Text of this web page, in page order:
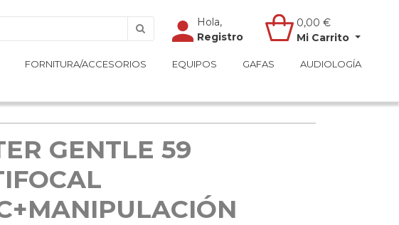
Hola,
Registro
0,00 €
Mi Carrito
FORNITURA/ACCESORIOS EQUIPOS GAFAS AUDIOLOGÍA
Hola,
Registro
0,00 €
Mi Carrito
FORNITURA/ACCESORIOS EQUIPOS GAFAS AUDIOLOGÍA
GENTLE 59